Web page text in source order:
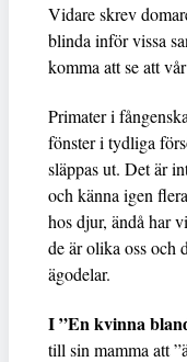
Vidare skrev
blinda inför vissa
komma att se att
Primater i
fönster i tydliga
släppas ut. Det är
och känna igen
hos djur, ändå har
de är olika oss och
ägodelar.
I ”En kvinna
till sin mamma att